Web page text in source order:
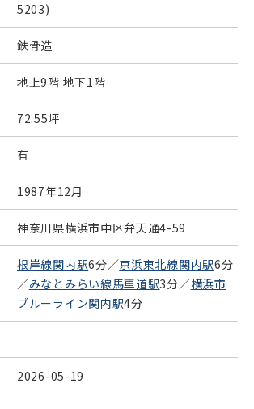
5203)
鉄骨造
地上9階 地下1階
72.55坪
有
1987年12月
神奈川県横浜市中区弁天通4-59
根岸線関内駅6分／京浜東北線関内駅6分
／みなとみらい線馬車道駅3分／横浜市
ブルーライン関内駅4分
2026-05-19